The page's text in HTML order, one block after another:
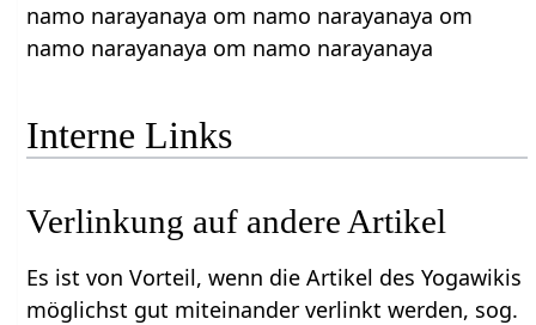
namo narayanaya om namo narayanaya om
namo narayanaya om namo narayanaya
Interne Links
Verlinkung auf andere Artikel
Es ist von Vorteil, wenn die Artikel des Yogawikis
möglichst gut miteinander verlinkt werden, sog.